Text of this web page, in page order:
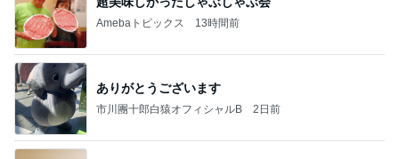
Amebaトピックス 13時間前
ありがとうございます
市川團十郎白猿オフィシャルB 2日前